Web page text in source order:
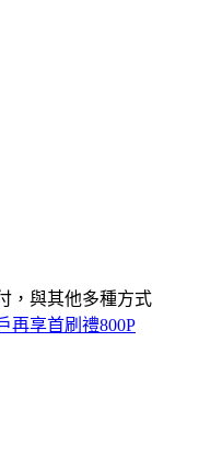
，與其他多種方式
再享首刷禮800P